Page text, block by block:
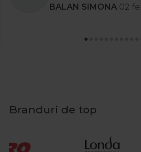
BALAN SIMONA 02
Branduri de top